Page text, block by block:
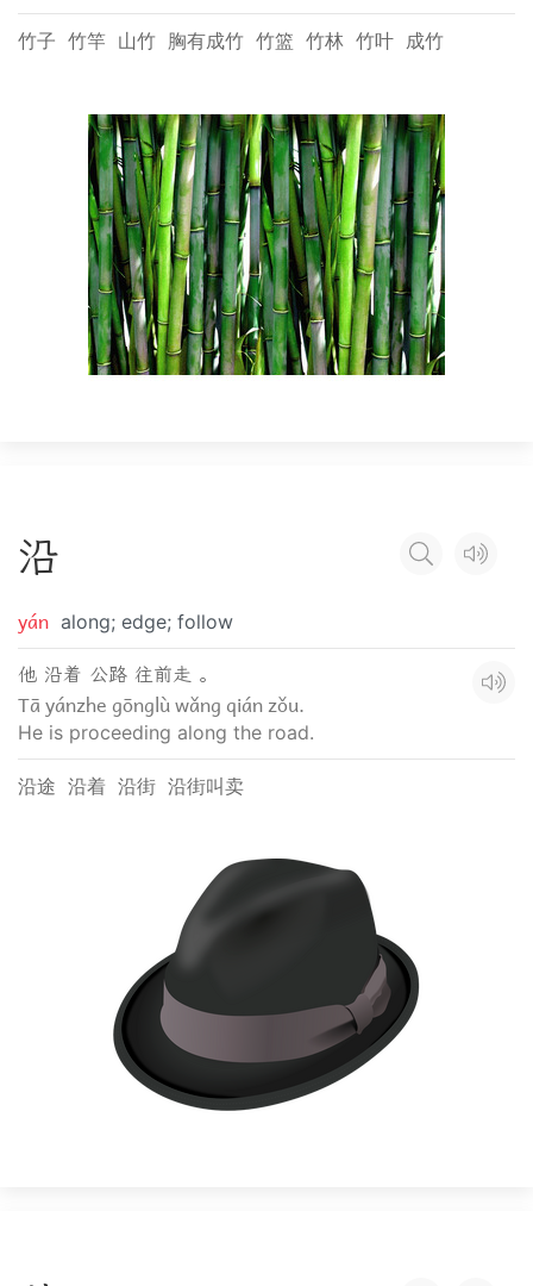
竹子 竹竿 山竹 胸有成竹 竹篮 竹林 竹叶 成竹
沿
yán along; edge; follow
他 沿着 公路 往前走 。
Tā yánzhe gōnglù wǎng qián zǒu.
He is proceeding along the road.
沿途 沿着 沿街 沿街叫卖